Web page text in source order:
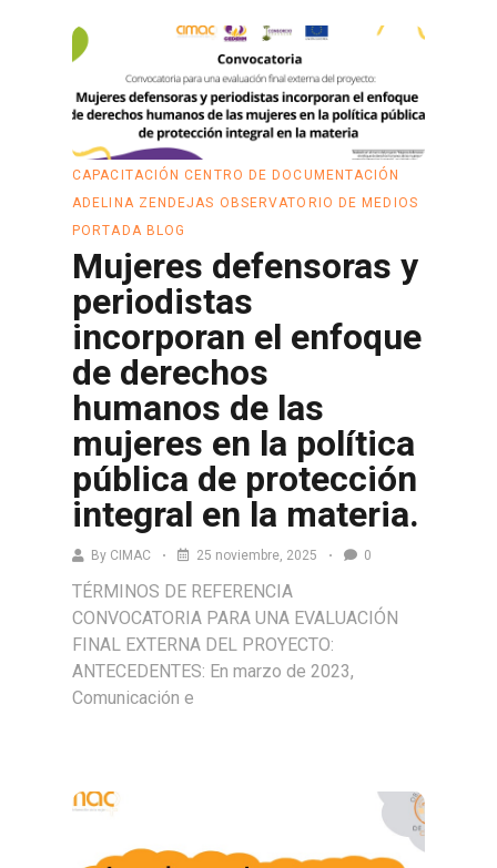
CAPACITACIÓN CENTRO DE DOCUMENTACIÓN
ADELINA ZENDEJAS OBSERVATORIO DE MEDIOS
PORTADA BLOG
Mujeres defensoras y
periodistas
incorporan el enfoque
de derechos
humanos de las
mujeres en la política
pública de protección
integral en la materia.
By CIMAC 25 noviembre, 2025 0
TÉRMINOS DE REFERENCIA
CONVOCATORIA PARA UNA EVALUACIÓN
FINAL EXTERNA DEL PROYECTO:
ANTECEDENTES: En marzo de 2023,
Comunicación e